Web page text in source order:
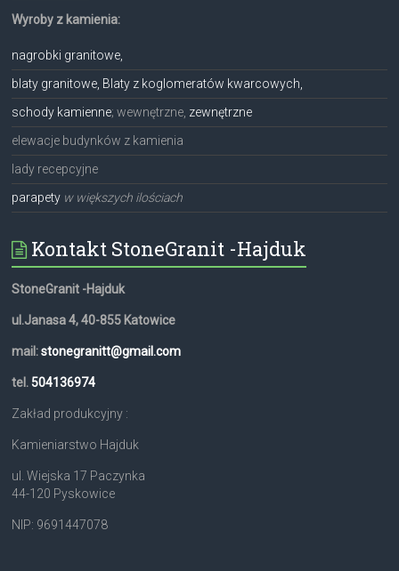
Wyroby z kamienia:
nagrobki granitowe,
blaty granitowe, Blaty z koglomeratów kwarcowych,
schody kamienne; wewnętrzne, zewnętrzne
elewacje budynków z kamienia
lady recepcyjne
parapety w większych ilościach
Kontakt StoneGranit -Hajduk
StoneGranit -Hajduk
ul.Janasa 4, 40-855 Katowice
mail:stonegranitt@gmail.com
tel. 504136974
Zakład produkcyjny :
Kamieniarstwo Hajduk
ul. Wiejska 17 Paczynka
44-120 Pyskowice
NIP: 9691447078